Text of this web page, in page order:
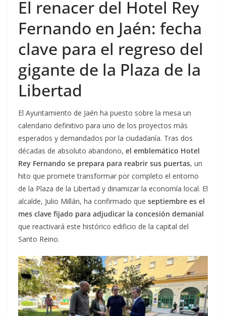
El renacer del Hotel Rey
Fernando en Jaén: fecha
clave para el regreso del
gigante de la Plaza de la
Libertad
El Ayuntamiento de Jaén ha puesto sobre la mesa un
calendario definitivo para uno de los proyectos más
esperados y demandados por la ciudadanía. Tras dos
décadas de absoluto abandono, el emblemático Hotel
Rey Fernando se prepara para reabrir sus puertas, un
hito que promete transformar por completo el entorno
de la Plaza de la Libertad y dinamizar la economía local. El
alcalde, Julio Millán, ha confirmado que septiembre es el
mes clave fijado para adjudicar la concesión demanial
que reactivará este histórico edificio de la capital del
Santo Reino.